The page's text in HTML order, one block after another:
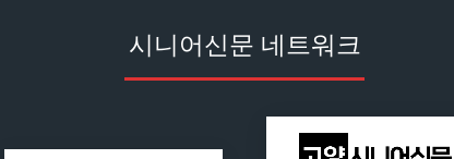
시니어신문 네트워크